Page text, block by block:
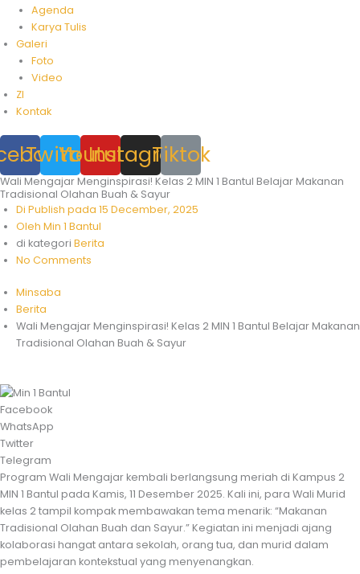
Agenda
Karya Tulis
Galeri
Foto
Video
ZI
Kontak
TwitterYoutube
Instagram
Tiktok
Wali Mengajar Menginspirasi! Kelas 2 MIN 1 Bantul Belajar Makanan
Tradisional Olahan Buah & Sayur
Di Publish pada 15 December, 2025
Oleh Min 1 Bantul
di kategori Berita
No Comments
Minsaba
Berita
Wali Mengajar Menginspirasi! Kelas 2 MIN 1 Bantul Belajar Makanan
Tradisional Olahan Buah & Sayur
Facebook
WhatsApp
Twitter
Telegram
Program Wali Mengajar kembali berlangsung meriah di Kampus 2
MIN 1 Bantul pada Kamis, 11 Desember 2025. Kali ini, para Wali Murid
kelas 2 tampil kompak membawakan tema menarik: “Makanan
Tradisional Olahan Buah dan Sayur.” Kegiatan ini menjadi ajang
kolaborasi hangat antara sekolah, orang tua, dan murid dalam
pembelajaran kontekstual yang menyenangkan.